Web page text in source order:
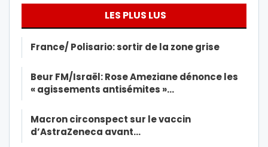
LES PLUS LUS
France/ Polisario: sortir de la zone grise
Beur FM/Israël: Rose Ameziane dénonce les
« agissements antisémites »…
Macron circonspect sur le vaccin
d’AstraZeneca avant…